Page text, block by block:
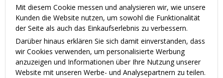
Mit diesem Cookie messen und analysieren wir, wie unsere
Kunden die Website nutzen, um sowohl die Funktionalität
der Seite als auch das Einkaufserlebnis zu verbessern.
Darüber hinaus erklären Sie sich damit einverstanden, dass
wir Cookies verwenden, um personalisierte Werbung
anzuzeigen und Informationen über Ihre Nutzung unserer
Website mit unseren Werbe- und Analysepartnern zu teilen.